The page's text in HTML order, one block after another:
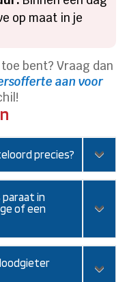
op maat in je
bent? Vraag dan
aan voor
precies?
in
of een